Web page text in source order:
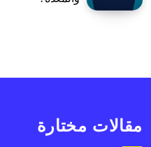
مقالات مختارة